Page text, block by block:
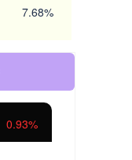
7.68%
1.01%